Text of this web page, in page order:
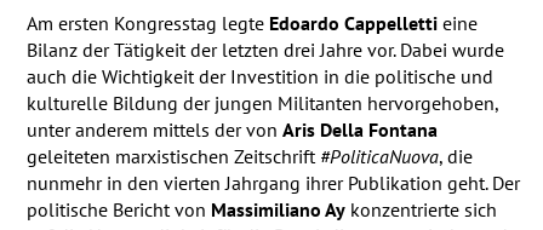
Am ersten Kongresstag legte Edoardo Cappellettieine
Bilanz der Tätigkeit der letzten drei Jahre vor. Dabei wurde
auch die Wichtigkeit der Investition in die politische und
kulturelle Bildung der jungen Militanten hervorgehoben,
unter anderem mittels der von Aris Della Fontana
geleiteten marxistischen Zeitschrift #PoliticaNuova, die
nunmehr in den vierten Jahrgang ihrer Publikation geht. Der
politische Bericht von Massimiliano Aykonzentrierte sich